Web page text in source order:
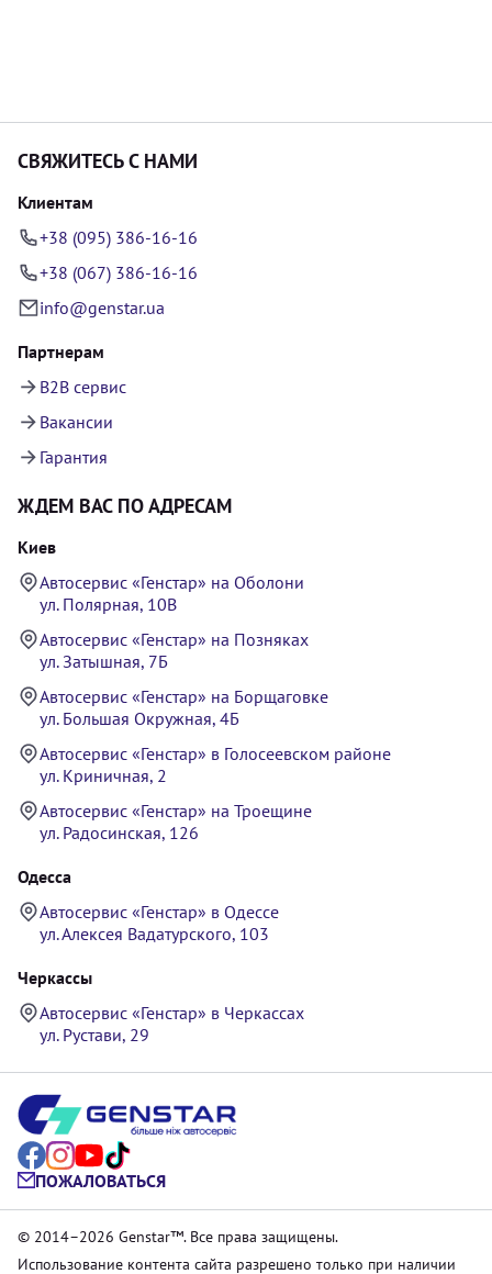
СВЯЖИТЕСЬ С НАМИ
Клиентам
+38 (095) 386-16-16
+38 (067) 386-16-16
info@genstar.ua
Партнерам
B2B сервис
Вакансии
Гарантия
ЖДЕМ ВАС ПО АДРЕСАМ
Киев
Автосервис «Генстар» на Оболони
ул. Полярная, 10В
Автосервис «Генстар» на Позняках
ул. Затышная, 7Б
Автосервис «Генстар» на Борщаговке
ул. Большая Окружная, 4Б
Автосервис «Генстар» в Голосеевском районе
ул. Криничная, 2
Автосервис «Генстар» на Троещине
ул. Радосинская, 126
Одесса
Автосервис «Генстар» в Одессе
ул. Алексея Вадатурского, 103
Черкассы
Автосервис «Генстар» в Черкассах
ул. Рустави, 29
ПОЖАЛОВАТЬСЯ
© 2014–2026 Genstar™. Все права защищены.
Использование контента сайта разрешено только при наличии